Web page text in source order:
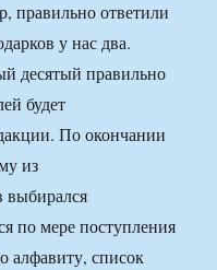
правильно ответили
у нас два.
десятый правильно
будет
По окончании
из
выбирался
по мере поступления
алфавиту, список